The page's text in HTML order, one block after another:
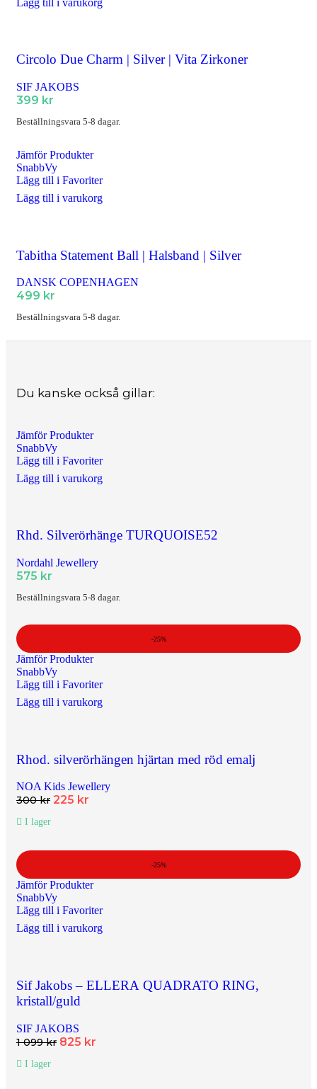
Circolo Due Charm | Silver | Vita Zirkoner
SIF JAKOBS
399 kr
Beställningsvara 5-8 dagar.
Jämför Produkter
SnabbVy
Lägg till i Favoriter
Lägg till i varukorg
Tabitha Statement Ball | Halsband | Silver
DANSK COPENHAGEN
499 kr
Beställningsvara 5-8 dagar.
Du kanske också gillar:
Jämför Produkter
SnabbVy
Lägg till i Favoriter
Lägg till i varukorg
Rhd. Silverörhänge TURQUOISE52
Nordahl Jewellery
575 kr
Beställningsvara 5-8 dagar.
-25%
Jämför Produkter
SnabbVy
Lägg till i Favoriter
Lägg till i varukorg
Rhod. silverörhängen hjärtan med röd emalj
NOA Kids Jewellery
300kr 225 kr
I lager
-25%
Jämför Produkter
SnabbVy
Lägg till i Favoriter
Lägg till i varukorg
Sif Jakobs – ELLERA QUADRATO RING,
kristall/guld
SIF JAKOBS
1 099kr 825 kr
I lager